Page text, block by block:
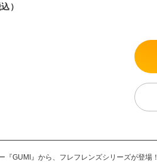
）
『GUMI』から、フレフレンズシリーズが登場！